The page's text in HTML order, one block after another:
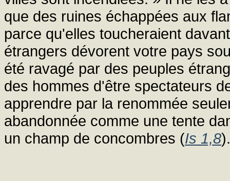
que des ruines échappées aux
parce qu'elles toucheraient
étrangers dévorent votre pays
été ravagé par des peuples
des hommes d'être spectateurs
apprendre par la renommée
abandonnée comme une tente
un champ de concombres (Is 1,8